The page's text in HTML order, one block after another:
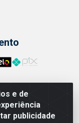
e de
publicidade
- Endereço Av.
- AM, CEP